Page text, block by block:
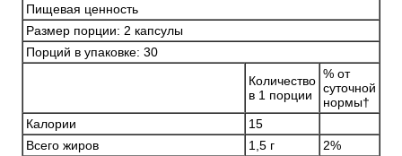
Пищевая ценность
Размер порции: 2 капсулы
Порций в упаковке: 30
Количество
в 1 порции
% от
суточной
нормы†
Калории
15
Всего жиров
1,5 г
2%